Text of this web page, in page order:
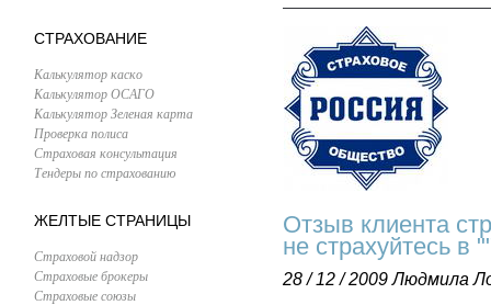
СТРАХОВАНИЕ
Калькулятор каско
Калькулятор ОСАГО
Калькулятор Зеленая карта
Проверка полиса
Страховая консультация
Тендеры по страхованию
ЖЕЛТЫЕ СТРАНИЦЫ
Страховой надзор
Страховые брокеры
Страховые союзы
Отзыв клиента
не страхуйтесь в
28 / 12 / 2009Людмила